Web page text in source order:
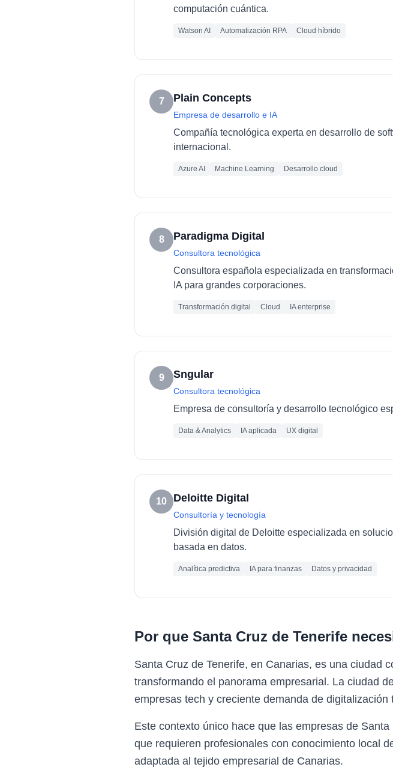
computación cuántica.
Watson AI Automatización RPA Cloud híbrido
7 Plain Concepts
Empresa de desarrollo e IA
Compañía tecnológica experta en desarrollo de
internacional.
Azure AI Machine Learning Desarrollo cloud
8 Paradigma Digital
Consultora tecnológica
Consultora española especializada en
IA para grandes corporaciones.
Transformación digital Cloud IA enterprise
9 Sngular
Consultora tecnológica
Empresa de consultoría y desarrollo tecnológico
Data & Analytics IA aplicada UX digital
10 Deloitte Digital
Consultoría y tecnología
División digital de Deloitte especializada en
basada en datos.
Analítica predictiva IA para finanzas Datos y privacidad
Por que Santa Cruz de Tenerife
Santa Cruz de Tenerife, en Canarias, es una ciudad
transformando el panorama empresarial. La ciudad
empresas tech y creciente demanda de digitalización
Este contexto único hace que las empresas de
que requieren profesionales con conocimiento local
adaptada al tejido empresarial de Canarias.